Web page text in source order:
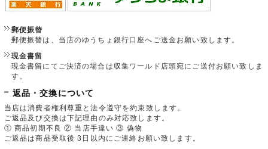
郵便振替
郵便振替は、当店のゆうちょ銀行口座へご送金お願い致します。
現金書留
現金書留にてご決済の場合は収集ワールド店頭宛にご送付お願い致しま
す。
返品・交換について
当店は消費者権利尊重と法令遵守を約束致します。
ご返品及び交換は下記理由のみ対応致します。
① 商品初期不良 ② 当店手違い ③ 偽物
ご返品は商品受取後 3日以内にご連絡お願い致します。